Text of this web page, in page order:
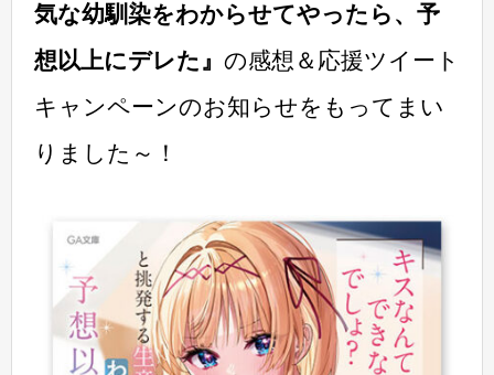
気な幼馴染をわからせてやったら、予
想以上にデレた』 の感想＆応援ツイート
キャンペーンのお知らせをもってまい
りました～！